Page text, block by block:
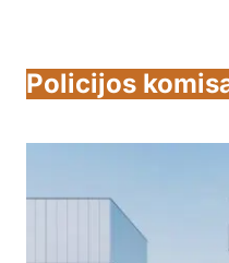
Policijos